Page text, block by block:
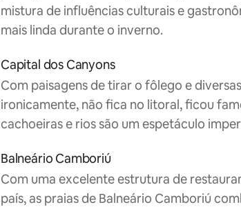
mistura de influências culturais e
mais linda durante o inverno.
Capital dos Canyons
Com paisagens de tirar o fôlego e
ironicamente, não fica no litoral, ficou
cachoeiras e rios são um espetáculo
Balneário Camboriú
Com uma excelente estrutura de
país, as praias de Balneário Camboriú